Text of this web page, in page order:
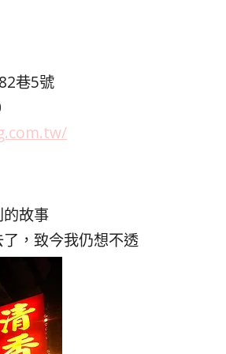
巷5號
故事
，致今我仍想不透